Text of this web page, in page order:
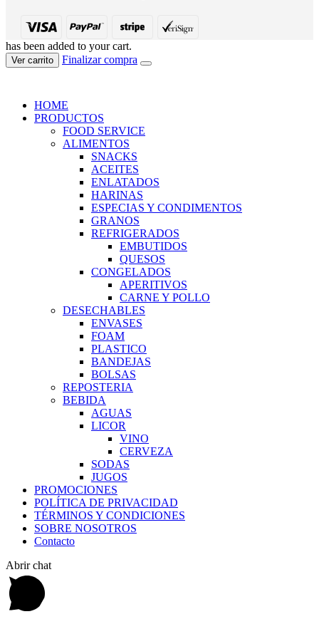
has been added to your cart.
Ver carrito Finalizar compra
HOME
PRODUCTOS
FOOD SERVICE
ALIMENTOS
SNACKS
ACEITES
ENLATADOS
HARINAS
ESPECIAS Y CONDIMENTOS
GRANOS
REFRIGERADOS
EMBUTIDOS
QUESOS
CONGELADOS
APERITIVOS
CARNE Y POLLO
DESECHABLES
ENVASES
FOAM
PLASTICO
BANDEJAS
BOLSAS
REPOSTERIA
BEBIDA
AGUAS
LICOR
VINO
CERVEZA
SODAS
JUGOS
PROMOCIONES
POLÍTICA DE PRIVACIDAD
TÉRMINOS Y CONDICIONES
SOBRE NOSOTROS
Contacto
Abrir chat